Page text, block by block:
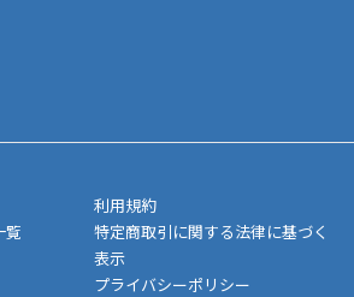
がかかります
済方法が使用できない場合がございま
1～4営業日に発送いたします。「お取り
ます。(離島などの場合、例外もあります)
商品については、その他商品との購入に
います。また発送日についても、通常と
。対象商品の説明ページをご確認くださ
覧
利用規約
特定商取引に関する法律に基づく
表示
プライバシーポリシー